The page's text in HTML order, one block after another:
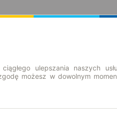
ulepszania naszych
możesz w dowolnym